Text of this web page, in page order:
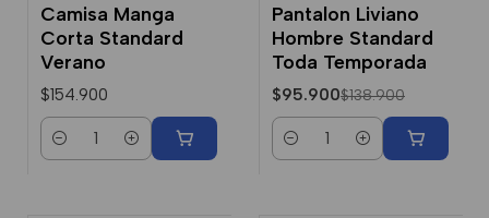
Camisa Manga
Corta Standard
Verano
$154.900
Cantidad
-31% Dcto.
Pantalon Liviano
Hombre Standard
Toda Temporada
$95.900$138.900
Cantidad